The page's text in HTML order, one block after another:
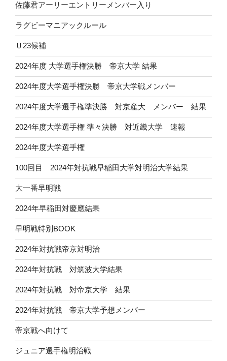
佐藤君アーリーエントリーメンバー入り
ラグビーマニアックルール
Ｕ23候補
2024年度 大学選手権決勝 帝京大学 結果
2024年度大学選手権決勝 帝京大学戦メンバー
2024年度大学選手権準決勝 対京産大 メンバー 結果
2024年度大学選手権 準々決勝 対近畿大学 速報
2024年度大学選手権
100回目 2024年対抗戦早稲田大学対明治大学結果
大一番早明戦
2024年早稲田対慶應結果
早明戦特別BOOK
2024年対抗戦帝京対明治
2024年対抗戦 対筑波大学結果
2024年対抗戦 対帝京大学 結果
2024年対抗戦 帝京大学予想メンバー
帝京戦へ向けて
ジュニア選手権明治戦